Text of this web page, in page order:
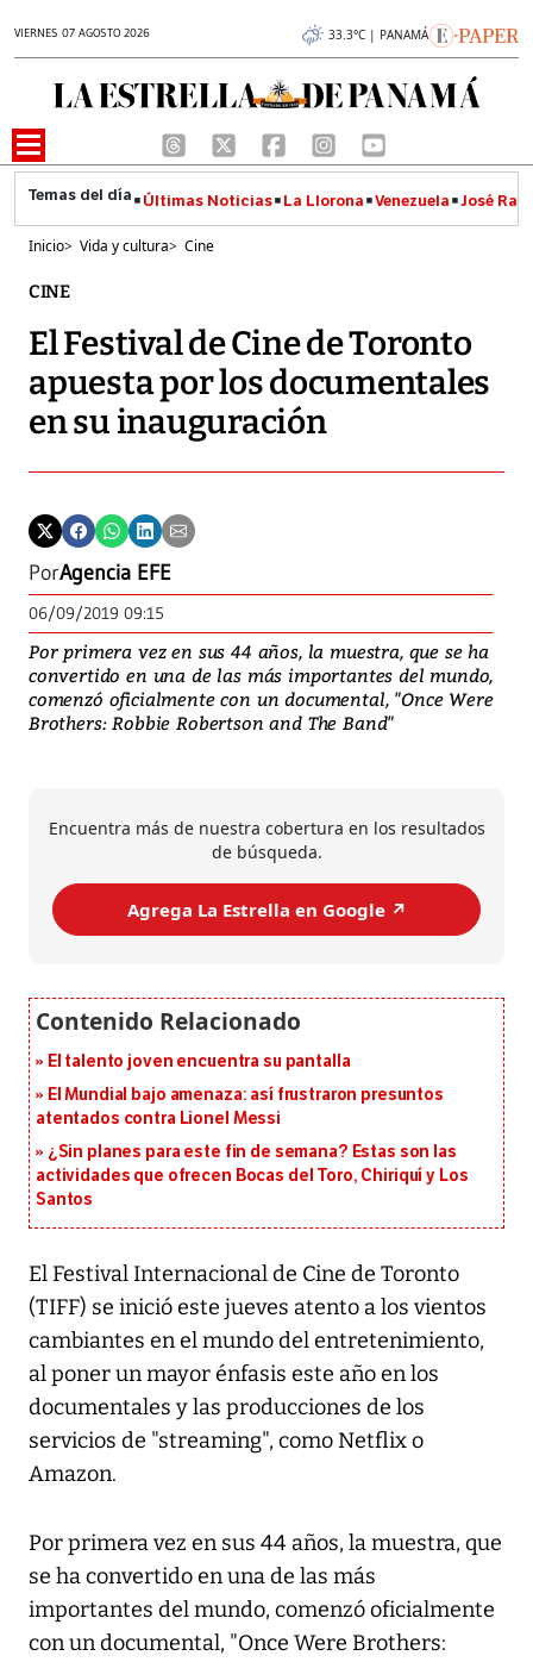
VIERNES 07 AGOSTO 2026 33.3°C | PANAMÁ
Últimas Noticias La Llorona Venezuela José
Inicio> Vida y cultura> Cine
CINE
El Festival de Cine de Toronto
apuesta por los documentales
en su inauguración
PorAgencia EFE
06/09/2019 09:15
Por primera vez en sus 44 años, la muestra, que se ha
convertido en una de las más importantes del mundo,
comenzó oficialmente con un documental, "Once Were
Brothers: Robbie Robertson and The Band"
Encuentra más de nuestra cobertura en los resultados
de búsqueda.
Agrega La Estrella en Google ↗️
El talento joven encuentra su pantalla​
El Mundial bajo amenaza: así frustraron presuntos
atentados contra Lionel Messi
¿Sin planes para este fin de semana? Estas son las
actividades que ofrecen Bocas del Toro, Chiriquí y Los
Santos
El Festival Internacional de Cine de Toronto
(TIFF) se inició este jueves atento a los vientos
cambiantes en el mundo del entretenimiento,
al poner un mayor énfasis este año en los
documentales y las producciones de los
servicios de "streaming", como Netflix o
Amazon.
Por primera vez en sus 44 años, la muestra, que
se ha convertido en una de las más
importantes del mundo, comenzó oficialmente
con un documental, "Once Were Brothers: